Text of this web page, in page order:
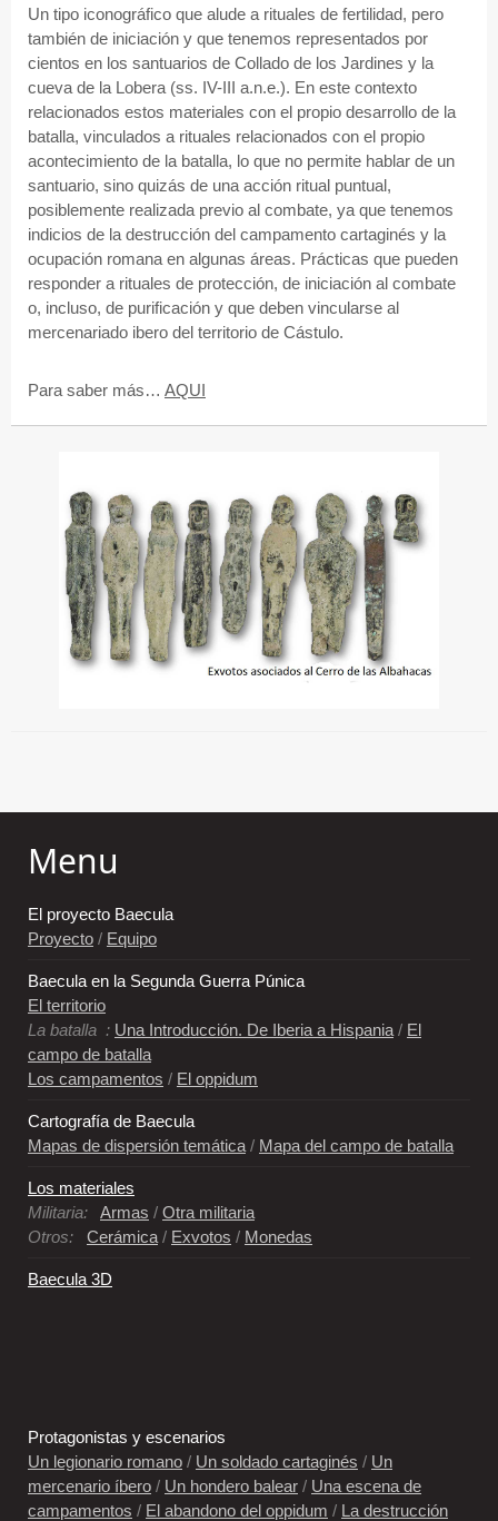
Un tipo iconográfico que alude a rituales de fertilidad, pero
también de iniciación y que tenemos representados por
cientos en los santuarios de Collado de los Jardines y la
cueva de la Lobera (ss. IV-III a.n.e.). En este contexto
relacionados estos materiales con el propio desarrollo de la
batalla, vinculados a rituales relacionados con el propio
acontecimiento de la batalla, lo que no permite hablar de un
santuario, sino quizás de una acción ritual puntual,
posiblemente realizada previo al combate, ya que tenemos
indicios de la destrucción del campamento cartaginés y la
ocupación romana en algunas áreas. Prácticas que pueden
responder a rituales de protección, de iniciación al combate
o, incluso, de purificación y que deben vincularse al
mercenariado ibero del territorio de Cástulo.
Para saber más… AQUI
Menu
El proyecto Baecula
Proyecto / Equipo
Baecula en la Segunda Guerra Púnica
El territorio
La batalla : Una Introducción. De Iberia a Hispania / El
campo de batalla
Los campamentos / El oppidum
Cartografía de Baecula
Mapas de dispersión temática / Mapa del campo de batalla
Los materiales
Militaria:
Armas / Otra militaria
Otros:
Cerámica / Exvotos / Monedas
Baecula 3D
Protagonistas y escenarios
Un legionario romano / Un soldado cartaginés / Un
mercenario íbero / Un hondero balear / Una escena de
campamentos / El abandono del oppidum / La destrucción